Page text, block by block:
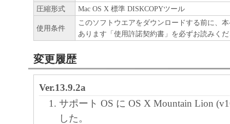
圧縮形式
Mac OS X 標準 DISKCOPYツール
使用条件
このソフトウエアをダウンロードする前に、
あります「使用許諾契約書」を必ずお読みく
変更履歴
Ver.13.9.2a
サポート OS に OS X Mountain Lion
した。